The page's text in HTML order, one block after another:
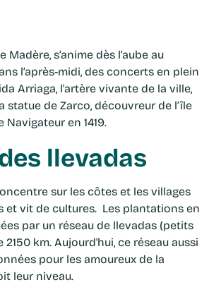
s’anime dès l’aube au
l’après-midi, des concerts en plein
Arriaga, l'artère vivante de la ville,
statue de Zarco, découvreur de l’île
Navigateur en 1419.
llevadas
sur les côtes et les villages
et vit de cultures. Les plantations en
par un réseau de llevadas (petits
km. Aujourd'hui, ce réseau aussi
pour les amoureux de la
leur niveau.